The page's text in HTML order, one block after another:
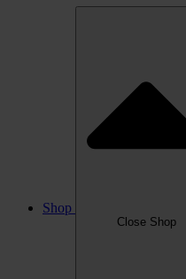
Shop
Close Shop